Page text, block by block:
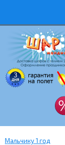
Мальчику 1 год